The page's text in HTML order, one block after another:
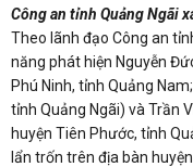
Công an tỉnh Quảng Ngãi
Theo lãnh đạo Công an
năng phát hiện Nguyễn
Phú Ninh, tỉnh Quảng
tỉnh Quảng Ngãi) và Trần
huyện Tiên Phước, tỉnh
lẩn trốn trên địa bàn